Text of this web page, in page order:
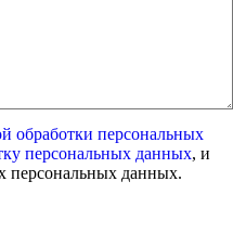
обработки персональных
персональных данных, и
персональных данных.